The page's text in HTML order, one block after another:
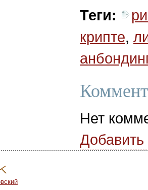
Теги:
крипте,
Нет